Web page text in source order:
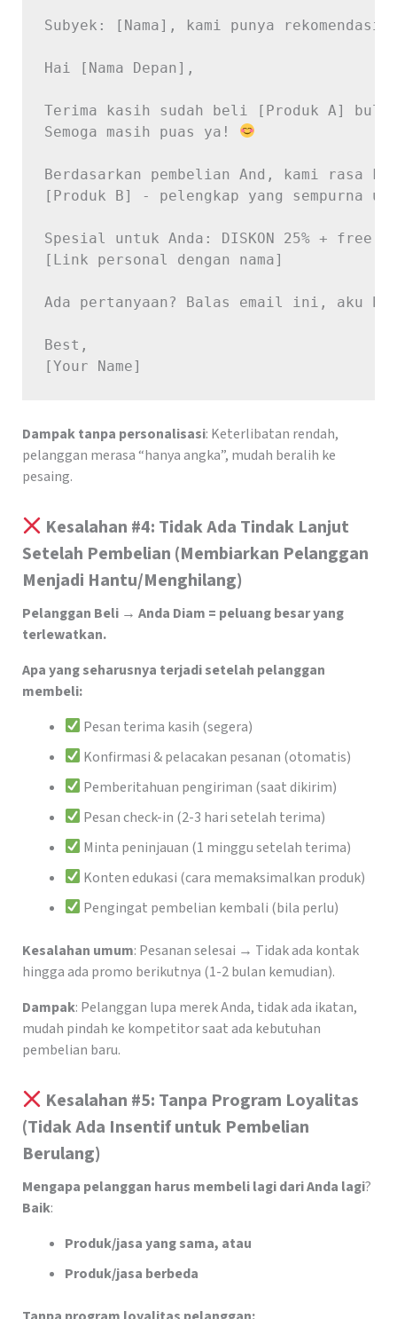
Subyek: [Nama], kami punya rekomendasi
Hai [Nama Depan],
Terima kasih sudah beli [Produk A]
Semoga masih puas ya!
Berdasarkan pembelian And, kami rasa
[Produk B] - pelengkap yang sempurna
Spesial untuk Anda: DISKON 25% + free
[Link personal dengan nama]
Ada pertanyaan? Balas email ini, aku
Best,
Dampak tanpa personalisasi: Keterlibatan rendah,
pelanggan merasa “hanya angka”, mudah beralih ke
pesaing.
Kesalahan #4: Tidak Ada Tindak Lanjut
Setelah Pembelian (Membiarkan Pelanggan
Menjadi Hantu/Menghilang)
Pelanggan Beli → Anda Diam = peluang besar yang
terlewatkan.
Apa yang seharusnya terjadi setelah pelanggan
membeli:
Pesan terima kasih (segera)
Konfirmasi & pelacakan pesanan (otomatis)
Pemberitahuan pengiriman (saat dikirim)
Pesan check-in (2-3 hari setelah terima)
Minta peninjauan (1 minggu setelah terima)
Konten edukasi (cara memaksimalkan produk)
Pengingat pembelian kembali (bila perlu)
Kesalahan umum: Pesanan selesai → Tidak ada kontak
hingga ada promo berikutnya (1-2 bulan kemudian).
Dampak: Pelanggan lupa merek Anda, tidak ada ikatan,
mudah pindah ke kompetitor saat ada kebutuhan
pembelian baru.
Kesalahan #5: Tanpa Program Loyalitas
(Tidak Ada Insentif untuk Pembelian
Berulang)
Mengapa pelanggan harus membeli lagi dari Anda lagi?
Baik:
Produk/jasa yang sama, atau
Produk/jasa berbeda